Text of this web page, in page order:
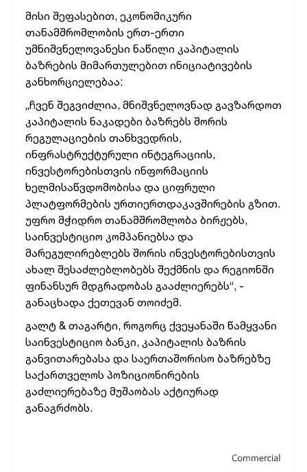
მისი შეფასებით, ეკონომიკური
თანამშრომლობის ერთ-ერთი
უმნიშვნელოვანესი ნაწილი კაპიტალის
ბაზრების მიმართულებით ინიციატივების
განხორციელებაა:
„ჩვენ შეგვიძლია, მნიშვნელოვნად გავზარდოთ
კაპიტალის ნაკადები ბაზრებს შორის
რეგულაციების თანხვედრის,
ინფრასტრუქტურული ინტეგრაციის,
ინვესტორებისთვის ინფორმაციის
ხელმისაწვდომობისა და ციფრული
პლატფორმების ურთიერთდაკავშირების გზით.
უფრო მჭიდრო თანამშრომლობა ბირჟებს,
საინვესტიციო კომპანიებსა და
მარეგულირებლებს შორის ინვესტორებისთვის
ახალ შესაძლებლობებს შექმნის და რეგიონში
ფინანსურ მდგრადობას გააძლიერებს“, -
განაცხადა ქეთევან თოიძემ.
გალტ & თაგარტი, როგორც ქვეყანაში წამყვანი
საინვესტიციო ბანკი, კაპიტალის ბაზრის
განვითარებასა და საერთაშორისო ბაზრებზე
საქართველოს პოზიციონირების
გაძლიერებაზე მუშაობას აქტიურად
განაგრძობს.